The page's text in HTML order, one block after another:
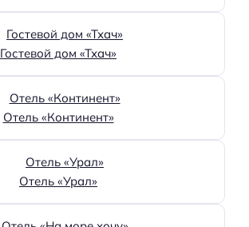
Гостевой дом «Тхач»
Отель «Континент»
Отель «Урал»